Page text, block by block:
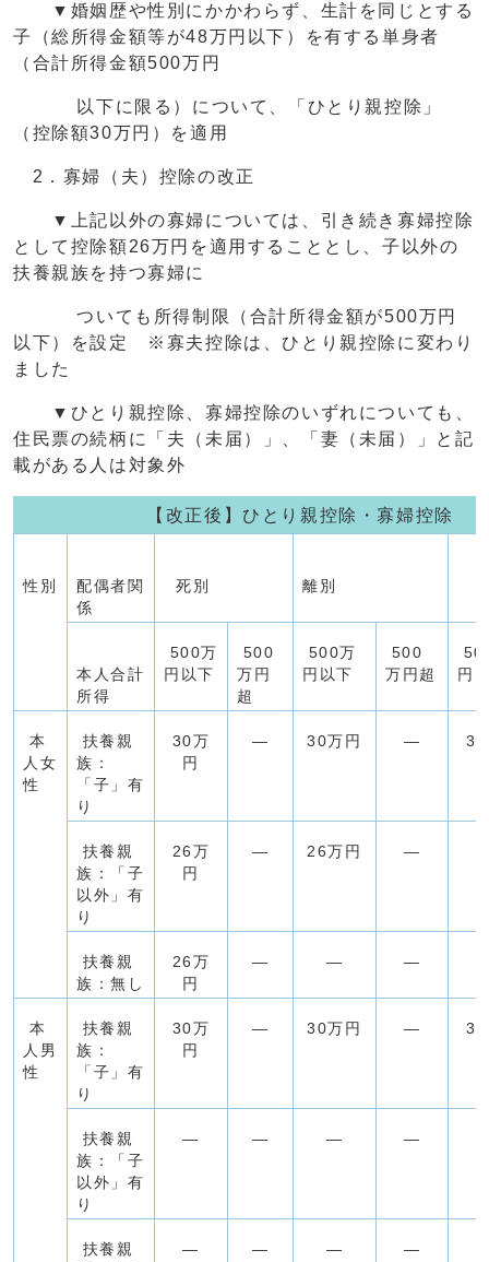
▼婚姻歴や性別にかかわらず、生計を同じとする
子（総所得金額等が48万円以下）を有する単身者
（合計所得金額500万円
以下に限る）について、「ひとり親控除」
（控除額30万円）を適用
2．寡婦（夫）控除の改正
▼上記以外の寡婦については、引き続き寡婦控除
として控除額26万円を適用することとし、子以外の
扶養親族を持つ寡婦に
ついても所得制限（合計所得金額が500万円
以下）を設定 ※寡夫控除は、ひとり親控除に変わり
ました
▼ひとり親控除、寡婦控除のいずれについても、
住民票の続柄に「夫（未届）」、「妻（未届）」と記
載がある人は対象外
【改正後】ひとり親控除・寡婦控除
性別
配偶者関
係
死別 離別
本人合計
所得
500万
円以下
500
万円
超
500万
円以下
500
万円超
円
本
人女
性
扶養親
族：
「子」有
り
30万
円
― 30万円 ―
30
扶養親
族：「子
以外」有
り
26万
円
― 26万円 ―
扶養親
族：無し
26万
円
― ― ―
本
人男
性
扶養親
族：
「子」有
り
30万
円
― 30万円 ―
30
扶養親
族：「子
以外」有
り
― ― ― ―
扶養親
― ― ― ―